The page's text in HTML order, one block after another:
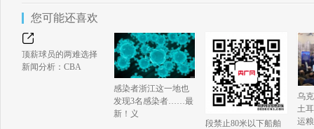
您可能还喜欢
顶薪球员的两难选择
新闻分析：CBA
感染者浙江这一地也
发现3名感染者……最
新！义
段禁止80米以下船舶
乌
土
运